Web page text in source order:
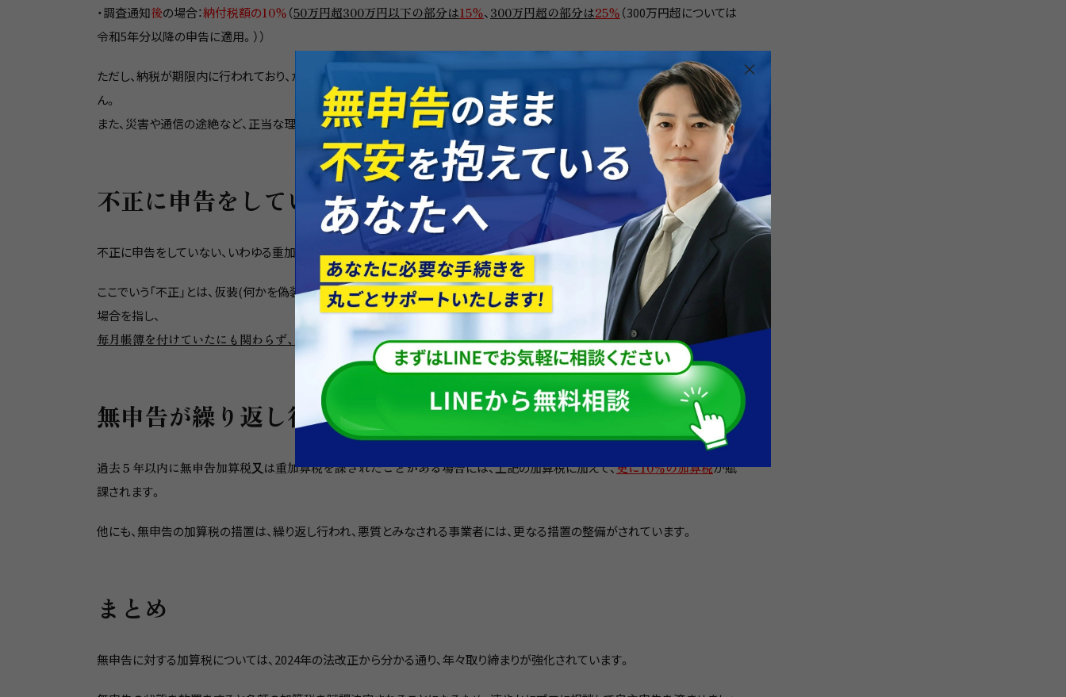
・調査通知後の場合：納付税額の10％（50万円超300万円以下の部分は15％、 300万円超の部分は25％（300万円超については
令和5年分以降の申告に適用。））
ただし、納税が期限内に行われており、かつ、自主申告が法定申告期限から1ヶ月以内に行われていれば、加算税は賦課されませ
ん。
また、災害や通信の途絶など、正当な理由がある場合も加算税は賦課されません。
不正に申告をしていなかった場合は更に重い加算税が
不正に申告をしていない、いわゆる重加算税対象と認められた場合は、納付税額の40％の加算税が賦課されます。
ここでいう「不正」とは、 仮装(何かを偽装する)行為や、隠蔽(何かを隠す)行為によって、税金を逃れるために申告をしていなかった
場合を指し、
毎月帳簿を付けていたにも関わらず、これらを秘匿して申告をしていなかった。などの行為があった場合に認定されます。
無申告が繰り返し行われる場合は更に加算税が
過去５年以内に無申告加算税⼜は重加算税を課されたことがある場合には、上記の加算税に加えて、更に10％の加算税が賦
課されます。
他にも、無申告の加算税の措置は、繰り返し行われ、悪質とみなされる事業者には、更なる措置の整備がされています。
まとめ
無申告に対する加算税については、2024年の法改正から分かる通り、年々取り締まりが強化されています。
×